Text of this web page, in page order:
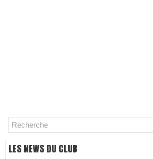
LES NEWS DU CLUB